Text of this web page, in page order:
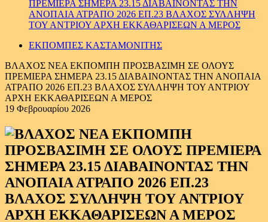
ΠΡΕΜΙΕΡΑ ΣΗΜΕΡΑ 23.15 ΔΙΑΒΑΙΝΟΝΤΑΣ ΤΗΝ
ΑΝΟΠΑΙΑ ΑΤΡΑΠΟ 2026 ΕΠ.23 ΒΛΑΧΟΣ ΣΥΛΛΗΨΗ
ΤΟΥ ΑΝΤΡΙΟΥ ΑΡΧΗ ΕΚΚΑΘΑΡΙΣΕΩΝ Α ΜΕΡΟΣ
ΕΚΠΟΜΠΕΣ ΚΑΣΤΑΜΟΝΙΤΗΣ
ΒΛΑΧΟΣ ΝΕΑ ΕΚΠΟΜΠΗ ΠΡΟΣΒΑΣΙΜΗ ΣΕ ΟΛΟΥΣ
ΠΡΕΜΙΕΡΑ ΣΗΜΕΡΑ 23.15 ΔΙΑΒΑΙΝΟΝΤΑΣ ΤΗΝ ΑΝΟΠΑΙΑ
ΑΤΡΑΠΟ 2026 ΕΠ.23 ΒΛΑΧΟΣ ΣΥΛΛΗΨΗ ΤΟΥ ΑΝΤΡΙΟΥ
ΑΡΧΗ ΕΚΚΑΘΑΡΙΣΕΩΝ Α ΜΕΡΟΣ
19 Φεβρουαρίου 2026